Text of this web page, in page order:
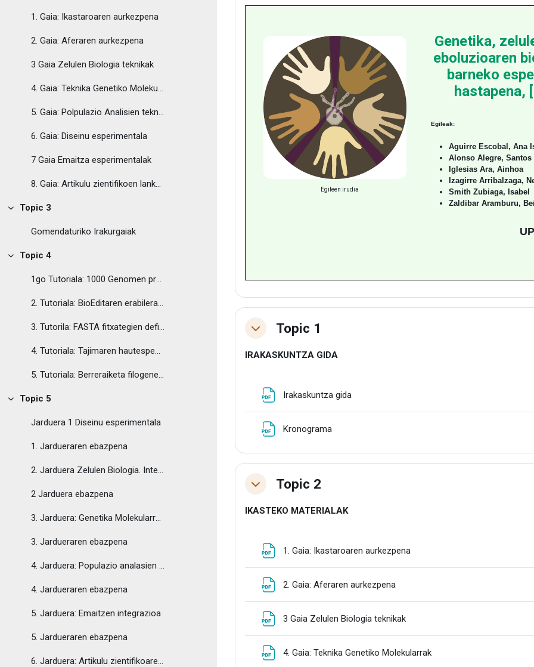
1. Gaia: Ikastaroaren aurkezpena
2. Gaia: Aferaren aurkezpena
3 Gaia Zelulen Biologia teknikak
4. Gaia: Teknika Genetiko Molekularrak
5. Gaia: Polpulazio Analisien teknikak
6. Gaia: Diseinu esperimentala
7 Gaia Emaitza esperimentalak
8. Gaia: Artikulu zientifikoen lanketa
Tolestu
Topic 3
Gomendaturiko Irakurgaiak
Tolestu
Topic 4
1go Tutoriala: 1000 Genomen proiektuko sekuentzien lorpena
2. Tutoriala: BioEditaren erabilerarako sarrera txikia
3. Tutorila: FASTA fitxategien definizioa eta eraketa
4. Tutoriala: Tajimaren hautespen testa
5. Tutoriala: Berreraiketa filogenetikoa et aldakortasunaren analisia Network bidez
Tolestu
Topic 5
Jarduera 1 Diseinu esperimentala
1. Jardueraren ebazpena
2. Jarduera Zelulen Biologia. Interpretazioa
2 Jarduera ebazpena
3. Jarduera: Genetika Molekularra. Interpretazioa
3. Jardueraren ebazpena
4. Jarduera: Populazio analasien burutzea eta interpretazioa
4. Jardueraren ebazpena
5. Jarduera: Emaitzen integrazioa
5. Jardueraren ebazpena
6. Jarduera: Artikulu zientifikoaren lanketa
Egileen irudia
Genetika,
eboluzioaren
barneko
hastapena,
Egileak:
Aguirre Escobal, Ana
Alonso Alegre, Santos
Iglesias Ara, Ainhoa
Izagirre Arribalzaga,
Smith Zubiaga, Isabel
Zaldibar Aramburu,
TolestuTopic 1
IRAKASKUNTZA GIDA
Irakaskuntza gida
Kronograma
TolestuTopic 2
IKASTEKO MATERIALAK
1. Gaia: Ikastaroaren aurkezpena
2. Gaia: Aferaren aurkezpena
3 Gaia Zelulen Biologia teknikak
4. Gaia: Teknika Genetiko Molekularrak